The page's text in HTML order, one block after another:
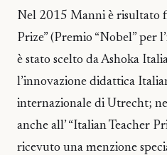
Nel 2015 Manni è risultato
Prize” (Premio “Nobel” per
è stato scelto da Ashoka
l’innovazione didattica
internazionale di Utrecht;
anche all’ “Italian Teacher
ricevuto una menzione